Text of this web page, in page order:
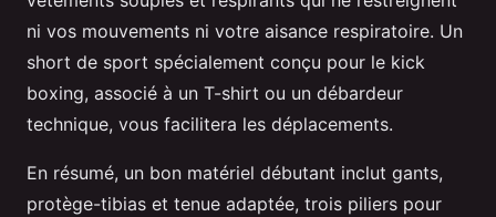
ni vos mouvements ni votre aisance respiratoire. Un
short de sport spécialement conçu pour le kick
boxing, associé à un T-shirt ou un débardeur
technique, vous facilitera les déplacements.
En résumé, un bon matériel débutant inclut gants,
protège-tibias et tenue adaptée, trois piliers pour